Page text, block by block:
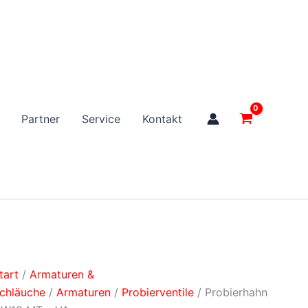
Partner Service Kontakt
/Armaturen &
/Armaturen / Probierventile / Probierhahn